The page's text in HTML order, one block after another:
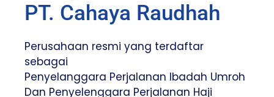
PT. Cahaya Raudhah
Perusahaan resmi yang terdaftar
sebagai
Penyelanggara Perjalanan Ibadah Umroh
Dan Penyelenggara Perjalanan Haji